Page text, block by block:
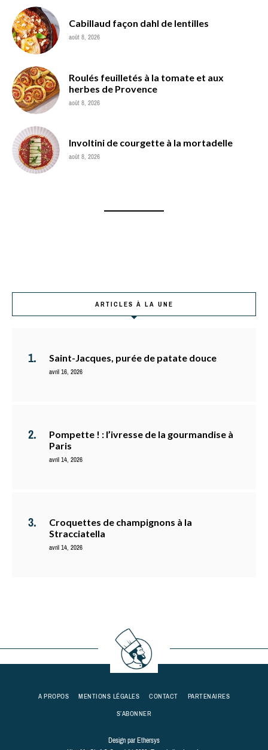
Cabillaud façon dahl de lentilles
août 8, 2026
Roulés feuilletés à la tomate et aux
herbes de Provence
août 8, 2026
Involtini de courgette à la mortadelle
août 8, 2026
ARTICLES À LA UNE
Saint-Jacques, purée de patate douce
avril 16, 2026
Pompette ! : l’ivresse de la gourmandise à
Paris
avril 14, 2026
Croquettes de champignons à la
Stracciatella
avril 14, 2026
A PROPOS MENTIONS LÉGALES CONTACT
PARTENAIRES
S’ABONNER
Design parEthersys